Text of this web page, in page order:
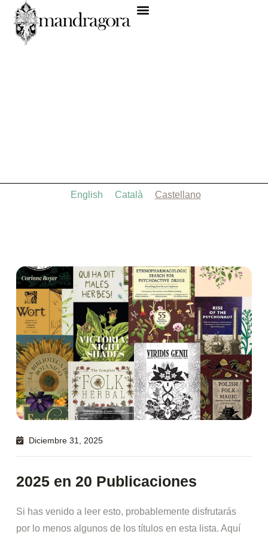
English Català Castellano
Diciembre 31, 2025
2025 en 20 Publicaciones
Si has venido a leer esto, probablemente disfrutarás
por lo menos algunos de los títulos en esta lista. Aquí